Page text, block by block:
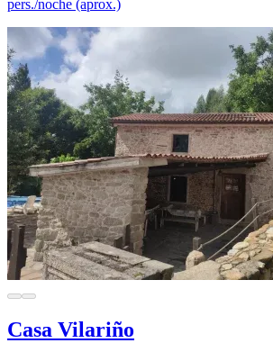
pers./noche (aprox.)
Casa Vilariño